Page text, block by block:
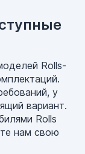
Rolls-
у
вариант.
Rolls
нам свою